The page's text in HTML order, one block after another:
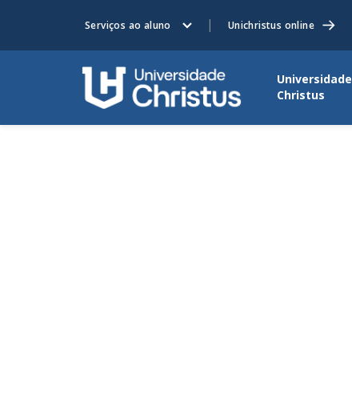
Serviços ao aluno Unichristus online
Universidade
Christus